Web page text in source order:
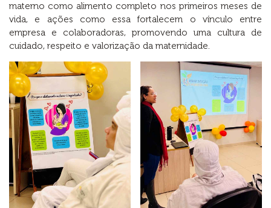
materno como alimento completo nos primeiros meses de
vida, e ações como essa fortalecem o vínculo entre
empresa e colaboradoras, promovendo uma cultura de
cuidado, respeito e valorização da maternidade.